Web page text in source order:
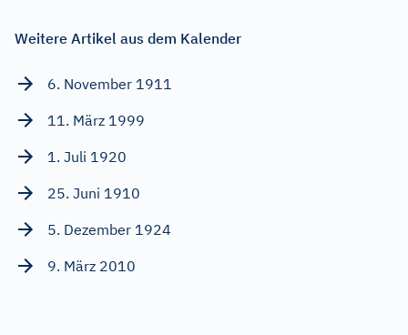
Weitere Artikel aus dem Kalender
6. November 1911
11. März 1999
1. Juli 1920
25. Juni 1910
5. Dezember 1924
9. März 2010